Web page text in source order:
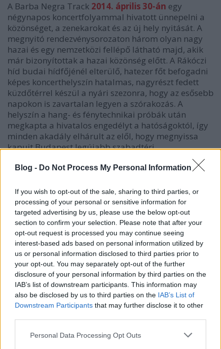
Blog - Do Not Process My Personal Information
If you wish to opt-out of the sale, sharing to third parties, or
processing of your personal or sensitive information for
targeted advertising by us, please use the below opt-out
section to confirm your selection. Please note that after your
opt-out request is processed you may continue seeing
interest-based ads based on personal information utilized by
us or personal information disclosed to third parties prior to
your opt-out. You may separately opt-out of the further
disclosure of your personal information by third parties on the
IAB’s list of downstream participants. This information may
also be disclosed by us to third parties on the IAB’s List of
Downstream Participants that may further disclose it to other
Please note that this website/app uses one or more Google
Personal Data Processing Opt Outs
A Barba Negra Track 2014. április 30-án egy
négynapos koncertfolyammal hivatott ünnepelni a
közönséget, a zenekarokat és az új hely nyitását. A
megnyitó rendezvénysorozaton három olyan nagy
hazai és egy nemzetközi fellépő látható majd, akik
már bizonyítottak a hazai közönség előtt. A Rákóczi
híd budai hídfőjénél elterülő, hatezer főt befogadni
képes koncerthelyszín hatalmas, nagyrészt fedett
küzdőtérrel készül a nyári szezonra, hogy az esősebb
napokon is zavartalan legyen a szórakozás. A
helyszín a hang- és fénytechnikai próbák után
megkapta a hivatalos engedélyt a hatóságoktól, így
minden akadály elhárult az elől, hogy megnyissa
kapuit Budapest legújabb szabadtéri
Április 30-ánaHooligans,május 1-jéna brit
tánczenei színtér képviseletében aKosheen
táncoltatja meg a közönséget, majdmásodikána
Supernemmutatja be legújabb, Túl a frekvencián
című új albumát, a hosszú hétvégét azIntim Torna
Illegálszombati koncertje zárja. A koncertek után az
elektronikus tánczene kedvelőinek nyújt minőségi
szórakozási lehetőséget a Track.